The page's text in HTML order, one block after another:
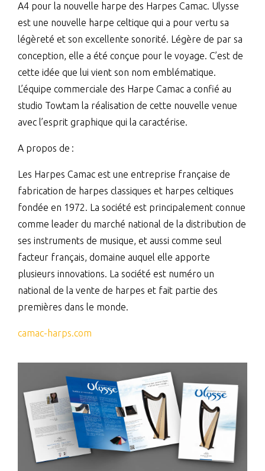
A4 pour la nouvelle harpe des Harpes Camac. Ulysse
est une nouvelle harpe celtique qui a pour vertu sa
légèreté et son excellente sonorité. Légère de par sa
conception, elle a été conçue pour le voyage. C’est de
cette idée que lui vient son nom emblématique.
L’équipe commerciale des Harpe Camac a confié au
studio Towtam la réalisation de cette nouvelle venue
avec l’esprit graphique qui la caractérise.
A propos de :
Les Harpes Camac est une entreprise française de
fabrication de harpes classiques et harpes celtiques
fondée en 1972. La société est principalement connue
comme leader du marché national de la distribution de
ses instruments de musique, et aussi comme seul
facteur français, domaine auquel elle apporte
plusieurs innovations. La société est numéro un
national de la vente de harpes et fait partie des
premières dans le monde.
camac-harps.com